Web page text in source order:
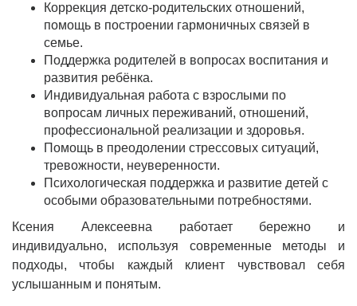
Коррекция детско-родительских отношений,
помощь в построении гармоничных связей в
семье.
Поддержка родителей в вопросах воспитания и
развития ребёнка.
Индивидуальная работа с взрослыми по
вопросам личных переживаний, отношений,
профессиональной реализации и здоровья.
Помощь в преодолении стрессовых ситуаций,
тревожности, неуверенности.
Психологическая поддержка и развитие детей с
особыми образовательными потребностями.
Ксения Алексеевна работает бережно и
индивидуально, используя современные методы и
подходы, чтобы каждый клиент чувствовал себя
услышанным и понятым.